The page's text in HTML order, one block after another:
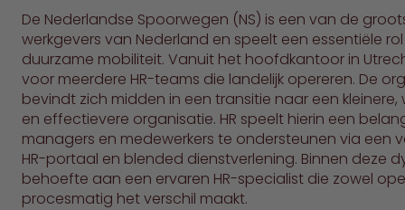
De Nederlandse Spoorwegen (NS) is een van de
werkgevers van Nederland en speelt een essentiële
duurzame mobiliteit. Vanuit het hoofdkantoor in
voor meerdere HR-teams die landelijk opereren. De
bevindt zich midden in een transitie naar een
en effectievere organisatie. HR speelt hierin een
managers en medewerkers te ondersteunen via een
HR-portaal en blended dienstverlening. Binnen deze
behoefte aan een ervaren HR-specialist die zowel
procesmatig het verschil maakt.